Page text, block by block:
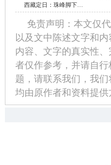
西藏定日：珠峰脚下…
免责声明：本文仅
以及文中陈述文字和
内容、文字的真实性
者仅作参考，并请自
题，请联系我们，我
均由原作者和资料提供